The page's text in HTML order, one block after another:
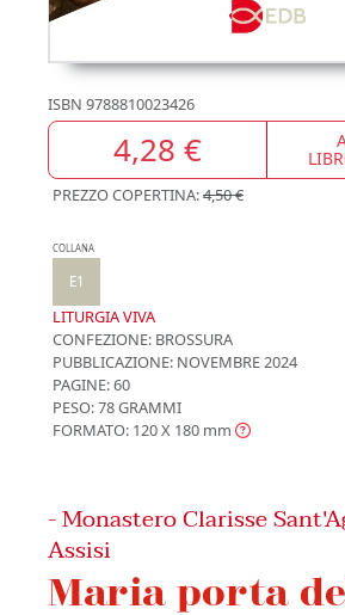
ISBN 9788810023426
4,28 €
PREZZO COPERTINA:4,50 €
COLLANA
E1
LITURGIA VIVA
CONFEZIONE: BROSSURA
PUBBLICAZIONE: NOVEMBRE 2024
PAGINE: 60
PESO: 78 GRAMMI
FORMATO: 120 X 180 mm
- Monastero Clarisse
Assisi
Maria porta